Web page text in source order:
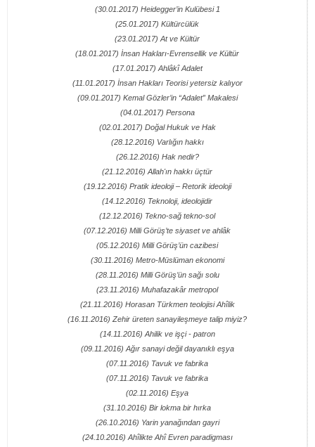
(30.01.2017) Heidegger’in Kulübesi 1
(25.01.2017) Kültürcülük
(23.01.2017) At ve Kültür
(18.01.2017) İnsan Hakları-Evrensellik ve Kültür
(17.01.2017) Ahlâkî Adalet
(11.01.2017) İnsan Hakları Teorisi yetersiz kalıyor
(09.01.2017) Kemal Gözler’in “Adalet” Makalesi
(04.01.2017) Persona
(02.01.2017) Doğal Hukuk ve Hak
(28.12.2016) Varlığın hakkı
(26.12.2016) Hak nedir?
(21.12.2016) Allah'ın hakkı üçtür
(19.12.2016) Pratik ideoloji – Retorik ideoloji
(14.12.2016) Teknoloji, ideolojidir
(12.12.2016) Tekno-sağ tekno-sol
(07.12.2016) Milli Görüş’te siyaset ve ahlâk
(05.12.2016) Milli Görüş’ün cazibesi
(30.11.2016) Metro-Müslüman ekonomi
(28.11.2016) Milli Görüş’ün sağı solu
(23.11.2016) Muhafazakâr metropol
(21.11.2016) Horasan Türkmen teolojisi Ahîlik
(16.11.2016) Zehir üreten sanayileşmeye talip miyiz?
(14.11.2016) Ahilik ve işçi - patron
(09.11.2016) Ağır sanayi değil dayanıklı eşya
(07.11.2016) Tavuk ve fabrika
(07.11.2016) Tavuk ve fabrika
(02.11.2016) Eşya
(31.10.2016) Bir lokma bir hırka
(26.10.2016) Yarin yanağından gayri
(24.10.2016) Ahîlikte Ahî Evren paradigması